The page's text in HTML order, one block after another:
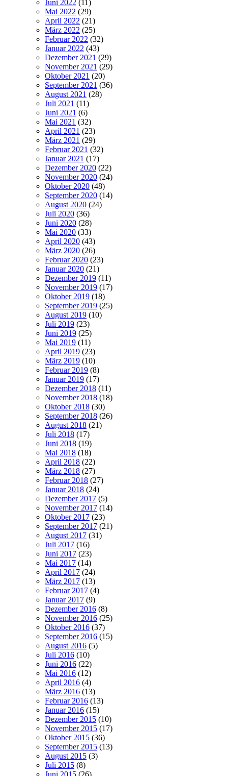
Juni 2022 (11)
Mai 2022 (29)
April 2022 (21)
März 2022 (25)
Februar 2022 (32)
Januar 2022 (43)
Dezember 2021 (29)
November 2021 (29)
Oktober 2021 (20)
September 2021 (36)
August 2021 (28)
Juli 2021 (11)
Juni 2021 (6)
Mai 2021 (32)
April 2021 (23)
März 2021 (29)
Februar 2021 (32)
Januar 2021 (17)
Dezember 2020 (22)
November 2020 (24)
Oktober 2020 (48)
September 2020 (14)
August 2020 (24)
Juli 2020 (36)
Juni 2020 (28)
Mai 2020 (33)
April 2020 (43)
März 2020 (26)
Februar 2020 (23)
Januar 2020 (21)
Dezember 2019 (11)
November 2019 (17)
Oktober 2019 (18)
September 2019 (25)
August 2019 (10)
Juli 2019 (23)
Juni 2019 (25)
Mai 2019 (11)
April 2019 (23)
März 2019 (10)
Februar 2019 (8)
Januar 2019 (17)
Dezember 2018 (11)
November 2018 (18)
Oktober 2018 (30)
September 2018 (26)
August 2018 (21)
Juli 2018 (17)
Juni 2018 (19)
Mai 2018 (18)
April 2018 (22)
März 2018 (27)
Februar 2018 (27)
Januar 2018 (24)
Dezember 2017 (5)
November 2017 (14)
Oktober 2017 (23)
September 2017 (21)
August 2017 (31)
Juli 2017 (16)
Juni 2017 (23)
Mai 2017 (14)
April 2017 (24)
März 2017 (13)
Februar 2017 (4)
Januar 2017 (9)
Dezember 2016 (8)
November 2016 (25)
Oktober 2016 (37)
September 2016 (15)
August 2016 (5)
Juli 2016 (10)
Juni 2016 (22)
Mai 2016 (12)
April 2016 (4)
März 2016 (13)
Februar 2016 (13)
Januar 2016 (15)
Dezember 2015 (10)
November 2015 (17)
Oktober 2015 (36)
September 2015 (13)
August 2015 (3)
Juli 2015 (8)